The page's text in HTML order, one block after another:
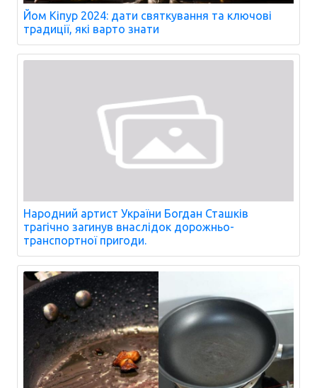
Йом Кіпур 2024: дати святкування та ключові
традиції, які варто знати
Народний артист України Богдан Сташків
трагічно загинув внаслідок дорожньо-
транспортної пригоди.